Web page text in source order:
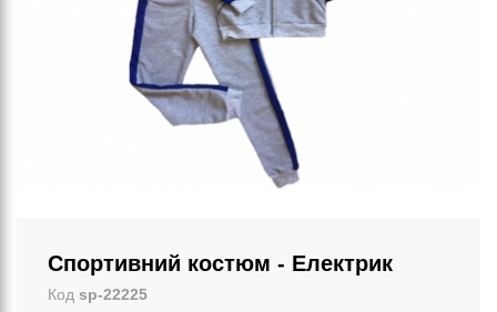
Спортивний костюм - Електрик
Код sp-22225